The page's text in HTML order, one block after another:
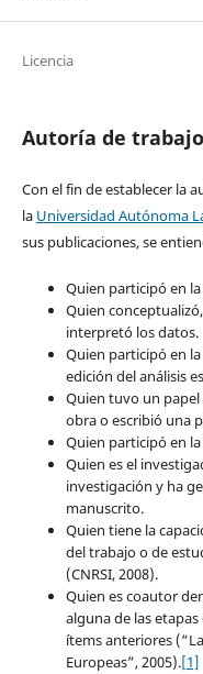
Licencia
Autoría de
Con el fin de establecer la
la Universidad Autónoma
sus publicaciones, se
Quien participó en
Quien
interpretó los datos.
Quien participó en
edición del análisis
Quien tuvo un
obra o escribió una
Quien participó en
Quien es el
investigación y ha
manuscrito.
Quien tiene la
del trabajo o de
(CNRSI, 2008).
Quien es coautor
alguna de las
ítems anteriores
Europeas”, 2005).[1]